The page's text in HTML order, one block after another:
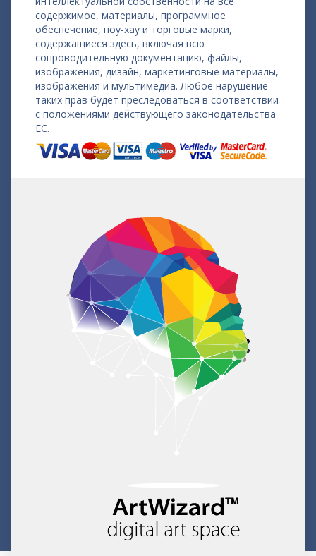
содержимое, материалы, программное
обеспечение, ноу-хау и торговые марки,
содержащиеся здесь, включая всю
сопроводительную документацию, файлы,
изображения, дизайн, маркетинговые материалы,
изображения и мультимедиа. Любое нарушение
таких прав будет преследоваться в соответствии
с положениями действующего законодательства
ЕС.